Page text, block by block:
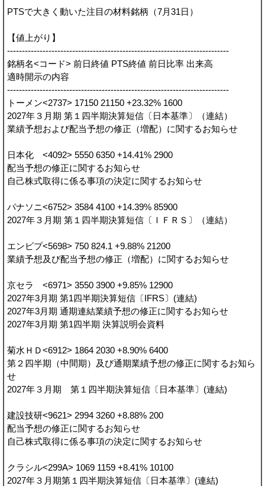
PTSで大きく動いた注目の材料銘柄（7月31日）
【値上がり】
---------------------------------------------------------------------------
銘柄名<コード> 前日終値 PTS終値 前日比率 出来高
適時開示の内容
---------------------------------------------------------------------------
トーメン<2737> 17150 21150 +23.32% 1600
2027年３月期 第１四半期決算短信〔日本基準〕（連結）
業績予想および配当予想の修正（増配）に関するお知らせ
日本化 <4092> 5550 6350 +14.41% 2900
配当予想の修正に関するお知らせ
自己株式取得に係る事項の決定に関するお知らせ
パナソニ<6752> 3584 4100 +14.39% 85900
2027年３月期 第１四半期決算短信〔ＩＦＲＳ〕（連結）
エンビプ<5698> 750 824.1 +9.88% 21200
業績予想及び配当予想の修正（増配）に関するお知らせ
京セラ <6971> 3550 3900 +9.85% 12900
2027年3月期 第1四半期決算短信〔IFRS〕(連結)
2027年3月期 通期連結業績予想の修正に関するお知らせ
2027年3月期 第1四半期 決算説明会資料
菊水ＨＤ<6912> 1864 2030 +8.90% 6400
第２四半期（中間期）及び通期業績予想の修正に関するお知ら
せ
2027年３月期 第１四半期決算短信〔日本基準〕(連結)
建設技研<9621> 2994 3260 +8.88% 200
配当予想の修正に関するお知らせ
自己株式取得に係る事項の決定に関するお知らせ
クラシル<299A> 1069 1159 +8.41% 10100
2027年３月期第１四半期決算短信〔日本基準〕(連結)